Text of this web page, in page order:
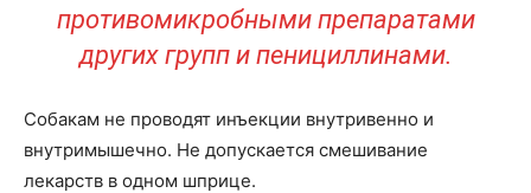
противомикробными препаратами
других групп и пенициллинами.
Собакам не проводят инъекции внутривенно и
внутримышечно. Не допускается смешивание
лекарств в одном шприце.